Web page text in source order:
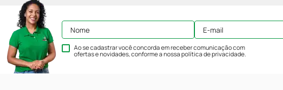
Ao se cadastrar você concorda em receber comunicação com
ofertas e novidades, conforme a nossapolítica de privacidade.